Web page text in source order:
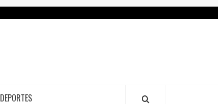
DEPORTES